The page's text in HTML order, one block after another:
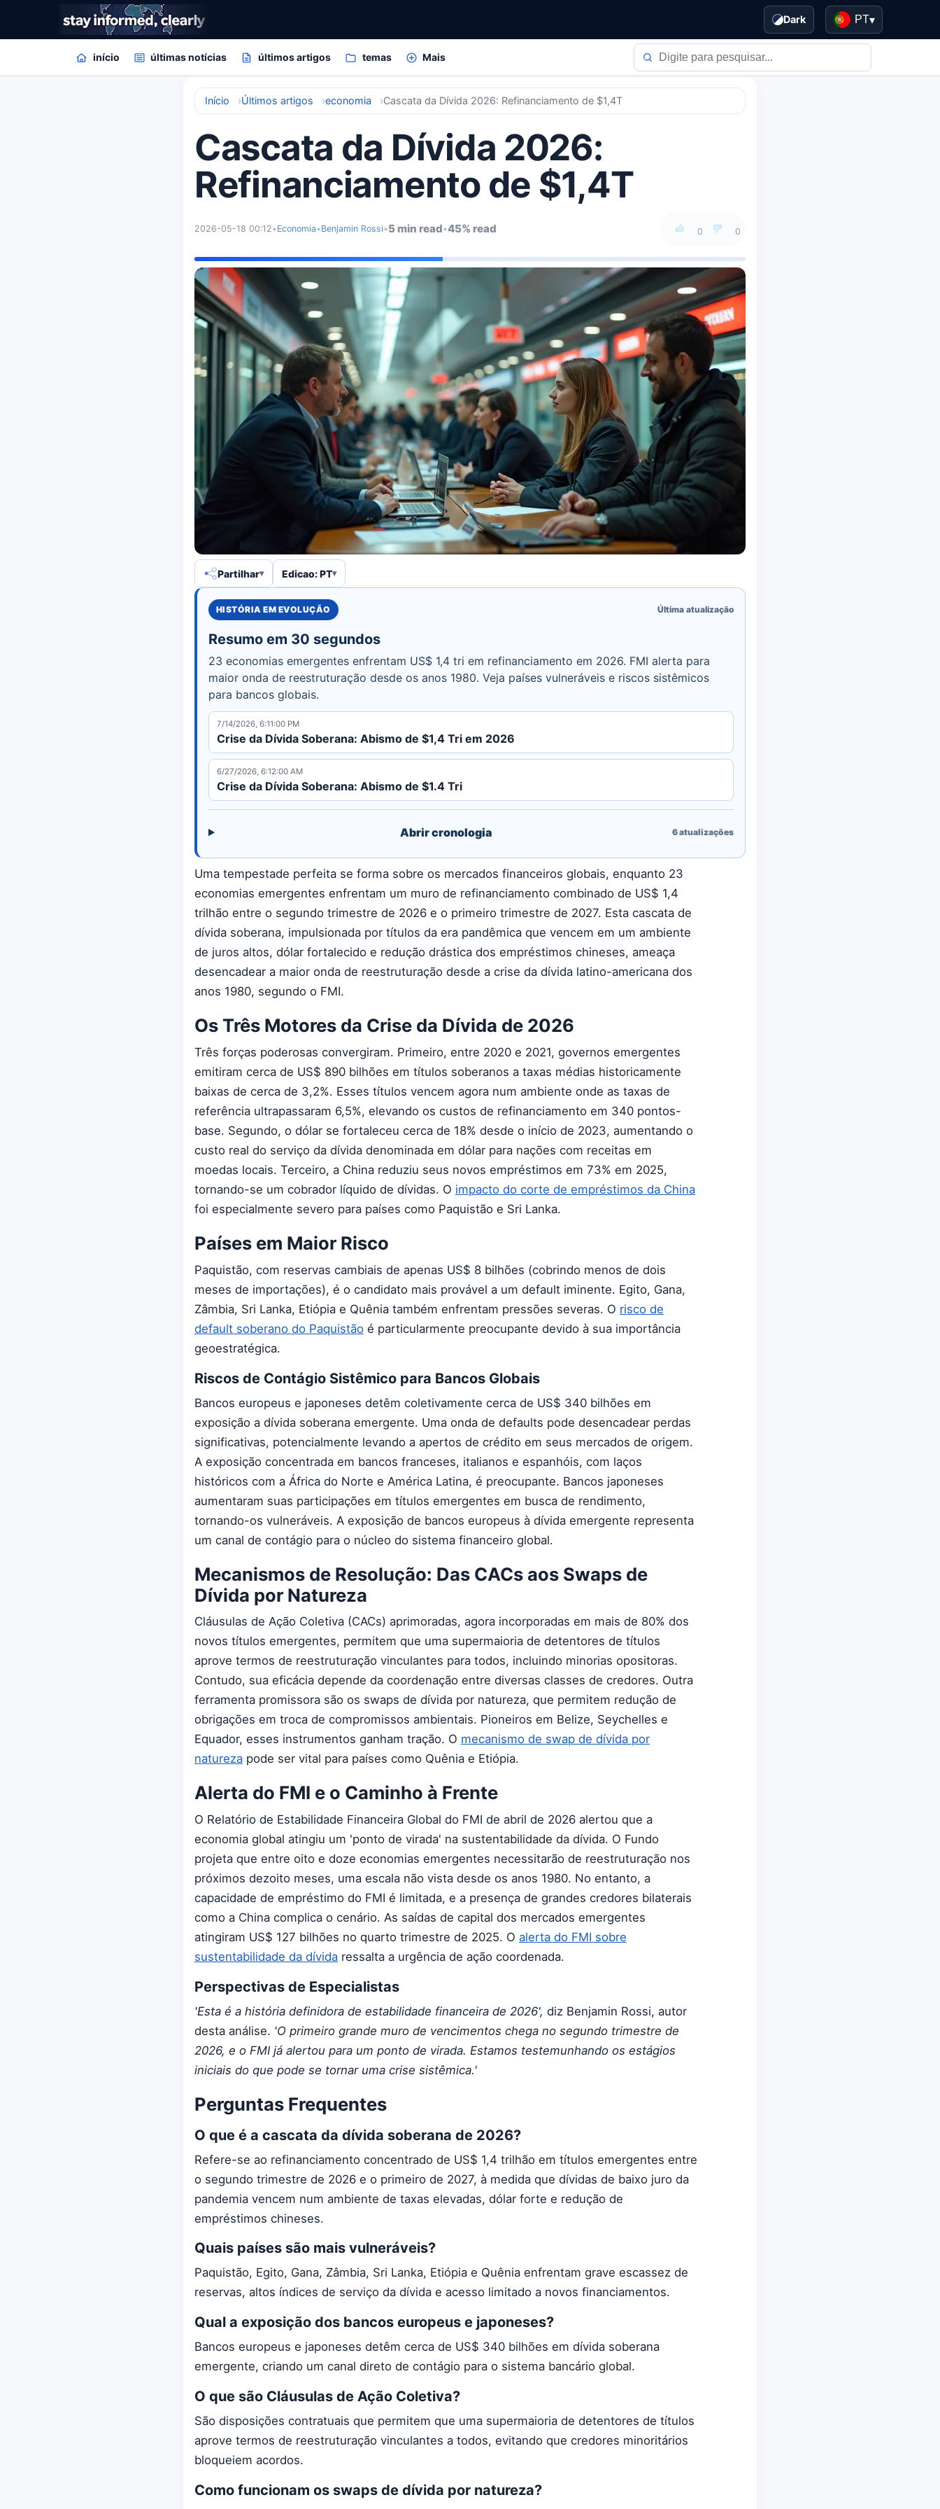
Dark PT▾
início últimas notícias últimos artigos temas Mais
Início Últimos artigos economia Cascata da Dívida 2026: Refinanciamento de $1,4T
Cascata da Dívida 2026:
Refinanciamento de $1,4T
0 0
2026-05-18 00:12•Economia•Benjamin Rossi•5 min read•45% read
Partilhar Edicao: PT
HISTÓRIA EM EVOLUÇÃO Última atualização
Resumo em 30 segundos
23 economias emergentes enfrentam US$ 1,4 tri em refinanciamento em 2026. FMI alerta para
maior onda de reestruturação desde os anos 1980. Veja países vulneráveis e riscos sistêmicos
para bancos globais.
7/14/2026, 6:11:00 PM
Crise da Dívida Soberana: Abismo de $1,4 Tri em 2026
6/27/2026, 6:12:00 AM
Crise da Dívida Soberana: Abismo de $1.4 Tri
Abrir cronologia 6atualizações
Uma tempestade perfeita se forma sobre os mercados financeiros globais, enquanto 23
economias emergentes enfrentam um muro de refinanciamento combinado de US$ 1,4
trilhão entre o segundo trimestre de 2026 e o primeiro trimestre de 2027. Esta cascata de
dívida soberana, impulsionada por títulos da era pandêmica que vencem em um ambiente
de juros altos, dólar fortalecido e redução drástica dos empréstimos chineses, ameaça
desencadear a maior onda de reestruturação desde a crise da dívida latino-americana dos
anos 1980, segundo o FMI.
Os Três Motores da Crise da Dívida de 2026
Três forças poderosas convergiram. Primeiro, entre 2020 e 2021, governos emergentes
emitiram cerca de US$ 890 bilhões em títulos soberanos a taxas médias historicamente
baixas de cerca de 3,2%. Esses títulos vencem agora num ambiente onde as taxas de
referência ultrapassaram 6,5%, elevando os custos de refinanciamento em 340 pontos-
base. Segundo, o dólar se fortaleceu cerca de 18% desde o início de 2023, aumentando o
custo real do serviço da dívida denominada em dólar para nações com receitas em
moedas locais. Terceiro, a China reduziu seus novos empréstimos em 73% em 2025,
tornando-se um cobrador líquido de dívidas. O impacto do corte de empréstimos da China
foi especialmente severo para países como Paquistão e Sri Lanka.
Países em Maior Risco
Paquistão, com reservas cambiais de apenas US$ 8 bilhões (cobrindo menos de dois
meses de importações), é o candidato mais provável a um default iminente. Egito, Gana,
Zâmbia, Sri Lanka, Etiópia e Quênia também enfrentam pressões severas. O risco de
default soberano do Paquistão é particularmente preocupante devido à sua importância
geoestratégica.
Riscos de Contágio Sistêmico para Bancos Globais
Bancos europeus e japoneses detêm coletivamente cerca de US$ 340 bilhões em
exposição a dívida soberana emergente. Uma onda de defaults pode desencadear perdas
significativas, potencialmente levando a apertos de crédito em seus mercados de origem.
A exposição concentrada em bancos franceses, italianos e espanhóis, com laços
históricos com a África do Norte e América Latina, é preocupante. Bancos japoneses
aumentaram suas participações em títulos emergentes em busca de rendimento,
tornando-os vulneráveis. A exposição de bancos europeus à dívida emergente representa
um canal de contágio para o núcleo do sistema financeiro global.
Mecanismos de Resolução: Das CACs aos Swaps de
Dívida por Natureza
Cláusulas de Ação Coletiva (CACs) aprimoradas, agora incorporadas em mais de 80% dos
novos títulos emergentes, permitem que uma supermaioria de detentores de títulos
aprove termos de reestruturação vinculantes para todos, incluindo minorias opositoras.
Contudo, sua eficácia depende da coordenação entre diversas classes de credores. Outra
ferramenta promissora são os swaps de dívida por natureza, que permitem redução de
obrigações em troca de compromissos ambientais. Pioneiros em Belize, Seychelles e
Equador, esses instrumentos ganham tração. O mecanismo de swap de dívida por
natureza pode ser vital para países como Quênia e Etiópia.
Alerta do FMI e o Caminho à Frente
O Relatório de Estabilidade Financeira Global do FMI de abril de 2026 alertou que a
economia global atingiu um 'ponto de virada' na sustentabilidade da dívida. O Fundo
projeta que entre oito e doze economias emergentes necessitarão de reestruturação nos
próximos dezoito meses, uma escala não vista desde os anos 1980. No entanto, a
capacidade de empréstimo do FMI é limitada, e a presença de grandes credores bilaterais
como a China complica o cenário. As saídas de capital dos mercados emergentes
atingiram US$ 127 bilhões no quarto trimestre de 2025. O alerta do FMI sobre
sustentabilidade da dívida ressalta a urgência de ação coordenada.
Perspectivas de Especialistas
'Esta é a história definidora de estabilidade financeira de 2026', diz Benjamin Rossi, autor
desta análise. 'O primeiro grande muro de vencimentos chega no segundo trimestre de
2026, e o FMI já alertou para um ponto de virada. Estamos testemunhando os estágios
iniciais do que pode se tornar uma crise sistêmica.'
Perguntas Frequentes
O que é a cascata da dívida soberana de 2026?
Refere-se ao refinanciamento concentrado de US$ 1,4 trilhão em títulos emergentes entre
o segundo trimestre de 2026 e o primeiro de 2027, à medida que dívidas de baixo juro da
pandemia vencem num ambiente de taxas elevadas, dólar forte e redução de
empréstimos chineses.
Quais países são mais vulneráveis?
Paquistão, Egito, Gana, Zâmbia, Sri Lanka, Etiópia e Quênia enfrentam grave escassez de
reservas, altos índices de serviço da dívida e acesso limitado a novos financiamentos.
Qual a exposição dos bancos europeus e japoneses?
Bancos europeus e japoneses detêm cerca de US$ 340 bilhões em dívida soberana
emergente, criando um canal direto de contágio para o sistema bancário global.
O que são Cláusulas de Ação Coletiva?
São disposições contratuais que permitem que uma supermaioria de detentores de títulos
aprove termos de reestruturação vinculantes a todos, evitando que credores minoritários
bloqueiem acordos.
Como funcionam os swaps de dívida por natureza?